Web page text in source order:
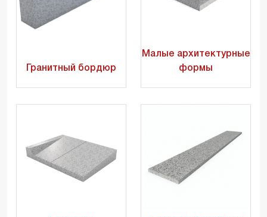
Гранитный бордюр
Малые архитектурные
формы